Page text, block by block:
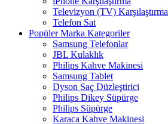
Televizyon (TV) Karşılaştırma
Telefon Sat
Popüler Marka Kategoriler
Samsung Telefonlar
JBL Kulaklık
Philips Kahve Makinesi
Samsung Tablet
Dyson Saç Düzleştirici
Philips Dikey Süpürge
Philips Süpürge
Karaca Kahve Makinesi